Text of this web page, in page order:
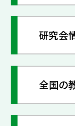
研究会
全国の